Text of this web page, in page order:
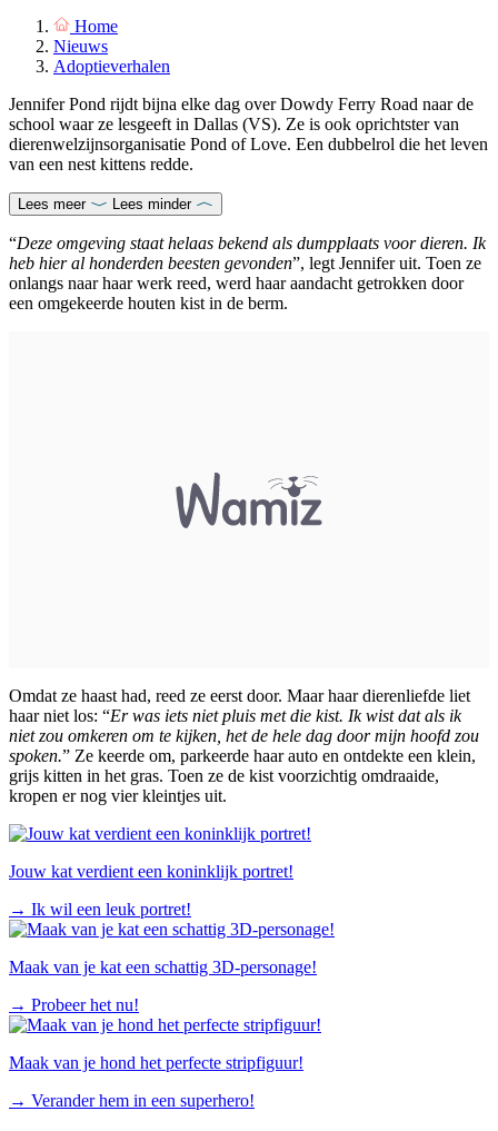
Home
Nieuws
Adoptieverhalen
Jennifer Pond rijdt bijna elke dag over Dowdy Ferry Road naar de
school waar ze lesgeeft in Dallas (VS). Ze is ook oprichtster van
dierenwelzijnsorganisatie Pond of Love. Een dubbelrol die het leven
van een nest kittens redde.
Lees meer Lees minder
“Deze omgeving staat helaas bekend als dumpplaats voor dieren. Ik
heb hier al honderden beesten gevonden”, legt Jennifer uit. Toen ze
onlangs naar haar werk reed, werd haar aandacht getrokken door
een omgekeerde houten kist in de berm.
Omdat ze haast had, reed ze eerst door. Maar haar dierenliefde liet
haar niet los: “Er was iets niet pluis met die kist. Ik wist dat als ik
niet zou omkeren om te kijken, het de hele dag door mijn hoofd zou
spoken.” Ze keerde om, parkeerde haar auto en ontdekte een klein,
grijs kitten in het gras. Toen ze de kist voorzichtig omdraaide,
kropen er nog vier kleintjes uit.
Jouw kat verdient een koninklijk portret!
→ Ik wil een leuk portret!
Maak van je kat een schattig 3D-personage!
→ Probeer het nu!
Maak van je hond het perfecte stripfiguur!
→ Verander hem in een superhero!